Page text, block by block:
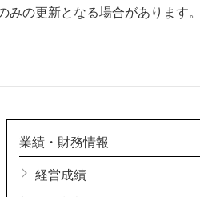
みの更新となる場合があります。
業績・財務情報
経営成績